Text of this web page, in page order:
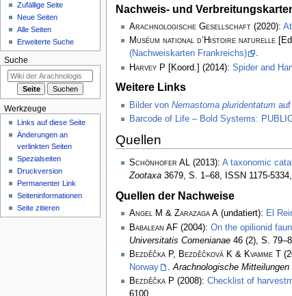
Nachweis- und
Arachnologische Gesellschaft(2020):
Muséum national d’Histoire naturelle
(Nachweiskarten Frankreichs)
.
Harvey P [Koord.] (2014): Spider and
Weitere Links
Bilder von Nemastoma pluridentatumauf
Barcode of Life – Bold Systems:
Quellen
Schönhofer AL(2013): A taxonomic
Zootaxa3679, S. 1–68, ISSN 1175-
Quellen der Nachweise
Angel M & Zarazaga A(undatiert): El
Babalean AF(2004): On the opilionid
Universitatis Comenianae46 (2), S.
Bezděčka P, Bezděčková K & Kvamme T
Norway
.Arachnologische Mitteilungen
Bezděčka P (2008): Checklist of
Zufällige Seite
Neue Seiten
Alle Seiten
Erweiterte Suche
Suche
Werkzeuge
Links auf diese Seite
Änderungen an
verlinkten Seiten
Spezialseiten
Druckversion
Permanenter Link
Seiten­­informationen
Seite zitieren